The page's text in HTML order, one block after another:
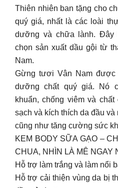
Thiên nhiên ban tặng cho
quý giá, nhất là các loài
dưỡng và chữa lành. Đây
chọn sản xuất dầu gội từ
Nam.
Gừng tươi Vân Nam
dưỡng chất quý giá. Nó
khuẩn, chống viêm và
sạch và kích thích da đầu và
cũng như tăng cường sức
KEM BODY SỮA GẠO –
CHUA, NHÌN LÀ MÊ NGAY
Hỗ trợ làm trắng và làm nổi
Hỗ trợ cải thiện vùng da bị